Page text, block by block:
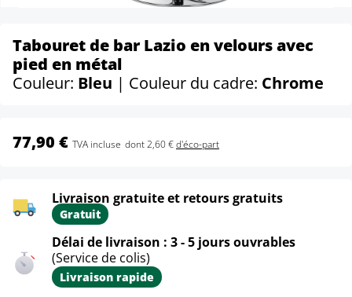
Tabouret de bar Lazio en velours avec
pied en métal
Couleur: Bleu | Couleur du cadre: Chrome
77,90 € TVA incluse dont 2,60 €d'éco-part
Livraison gratuite et retours gratuits
Gratuit
Délai de livraison : 3 - 5 jours ouvrables
(Service de colis)
Livraison rapide